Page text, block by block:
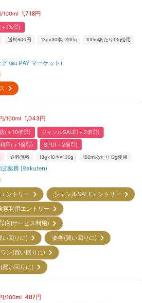
/100ml 1,718円
1%㌽)
送料600円 13g×30本=390g 100mlあたり13g使用
(au PAY マーケット)
ス
/100ml 1,043円
(＋10倍㌽)
ジャンルSALE(＋2倍㌽)
用(＋1倍㌽)
SPU(＋2倍㌽)
送料無料 13g×10本=130g 100mlあたり13g使用
薬房 (Rakuten)
エントリー
ジャンルSALEエントリー
索利用エントリー
(初サービス利用)
い回りに)
楽券(買い回りに)
ワン(買い回りに)
(買い回りに)
円/100ml 487円